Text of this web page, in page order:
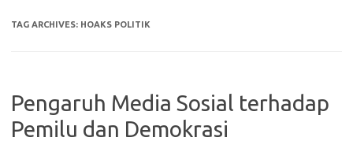
TAG ARCHIVES: HOAKS POLITIK
Pengaruh Media Sosial terhadap
Pemilu dan Demokrasi